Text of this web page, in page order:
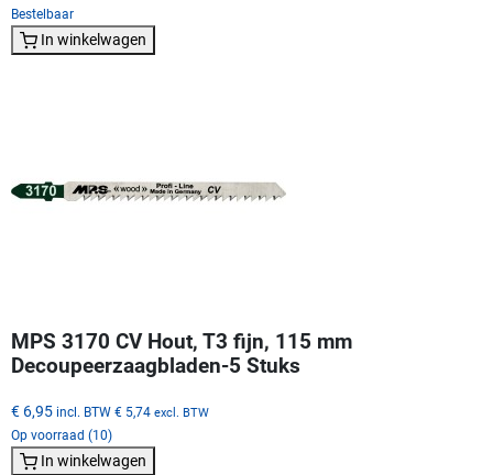
Bestelbaar
In winkelwagen
MPS 3170 CV Hout, T3 fijn, 115 mm
Decoupeerzaagbladen-5 Stuks
€ 6,95 incl. BTW € 5,74 excl. BTW
Op voorraad (10)
In winkelwagen